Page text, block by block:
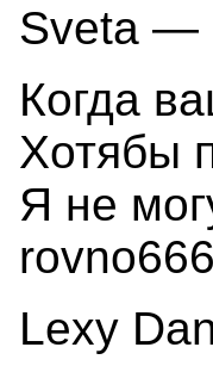
Sveta —
Когда
Хотябы
Я не
Lexy